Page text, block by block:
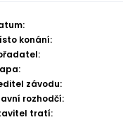
konání:
závodu:
rozhodčí:
tratí: